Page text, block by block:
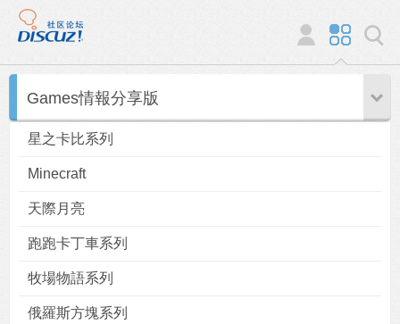
Games情報分享版
星之卡比系列
Minecraft
天際月亮
跑跑卡丁車系列
牧場物語系列
俄羅斯方塊系列